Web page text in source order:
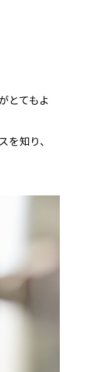
とてもよ
知り、